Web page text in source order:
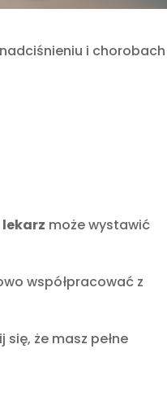
i chorobach
lekarz może wystawić
współpracować z
że masz pełne